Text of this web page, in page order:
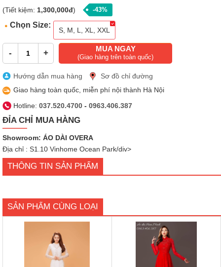
(Tiết kiệm: 1,300,000đ) -43%
Chọn Size:
S, M, L, XL, XXL
- + MUA NGAY
(Giao hàng trên toàn quốc)
Hướng dẫn mua hàng
Sơ đồ chỉ đường
Giao hàng toàn quốc, miễn phí nội thành Hà Nội
Hotline: 037.520.4700 - 0963.406.387
ĐỈA CHỈ MUA HÀNG
Showroom: ÁO DÀI OVERA
Địa chỉ : S1.10 Vinhome Ocean Park/div>
THÔNG TIN SẢN PHẨM
SẢN PHẨM CÙNG LOẠI